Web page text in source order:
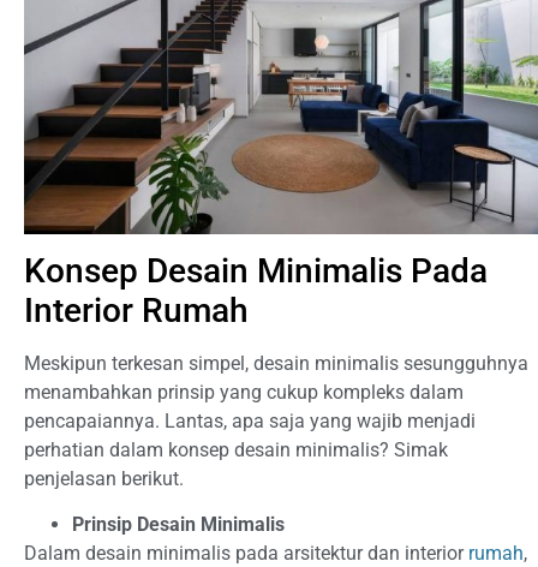
Konsep Desain Minimalis Pada
Interior Rumah
Meskipun terkesan simpel, desain minimalis sesungguhnya
menambahkan prinsip yang cukup kompleks dalam
pencapaiannya. Lantas, apa saja yang wajib menjadi
perhatian dalam konsep desain minimalis? Simak
penjelasan berikut.
Prinsip Desain Minimalis
Dalam desain minimalis pada arsitektur dan interior rumah,